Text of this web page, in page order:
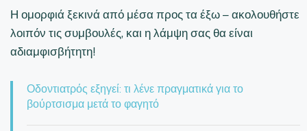
Η ομορφιά ξεκινά από μέσα προς τα έξω – ακολουθήστε
λοιπόν τις συμβουλές, και η λάμψη σας θα είναι
αδιαμφισβήτητη!
Οδοντιατρός εξηγεί: τι λένε πραγματικά για το
βούρτσισμα μετά το φαγητό